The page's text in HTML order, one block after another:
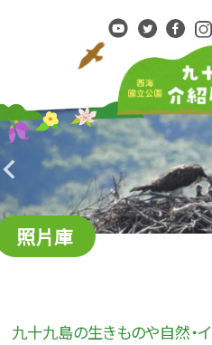
照片庫
九十九島の生きものや自然・